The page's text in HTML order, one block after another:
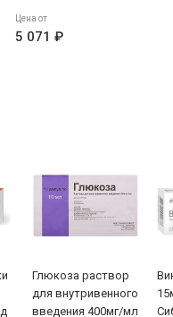
Цена от
5 071 ₽
Глюкоза раствор
для внутривенного
введения 400мг/мл